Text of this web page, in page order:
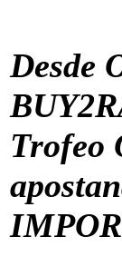
Desde
Trofeo